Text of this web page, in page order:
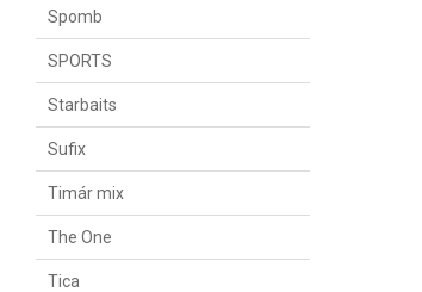
Spomb
SPORTS
Starbaits
Sufix
Timár mix
The One
Tica